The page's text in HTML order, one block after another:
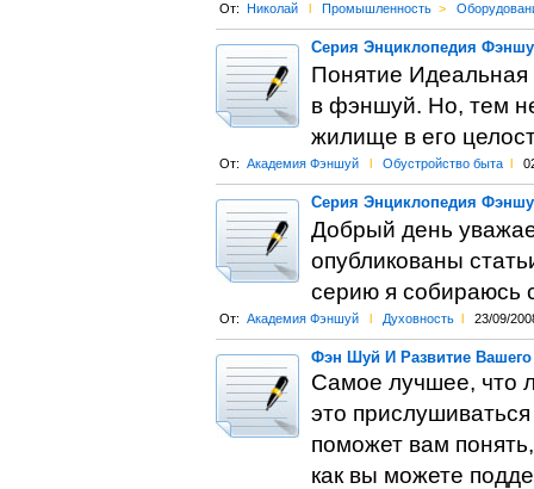
От: Николай l Промышленность >
Серия Энциклопедия
Понятие
в фэншуй. Но, тем
жилище в его
От: Академия Фэншуй l Обустройство быта l
Серия Энциклопедия
Добрый день
опубликованы
серию я собираюсь
От: Академия Фэншуй l Духовность l 23/09/
Фэн Шуй И Развитие Вашего
Самое лучшее, что
это
поможет вам
как вы можете